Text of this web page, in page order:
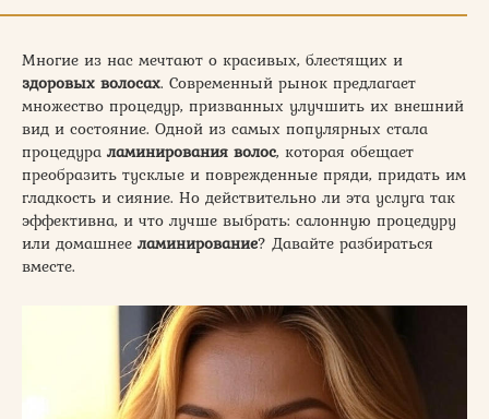
Многие из нас мечтают о красивых, блестящих и
здоровых волосах. Современный рынок предлагает
множество процедур, призванных улучшить их внешний
вид и состояние. Одной из самых популярных стала
процедура ламинирования волос, которая обещает
преобразить тусклые и поврежденные пряди, придать им
гладкость и сияние. Но действительно ли эта услуга так
эффективна, и что лучше выбрать: салонную процедуру
или домашнее ламинирование? Давайте разбираться
вместе.